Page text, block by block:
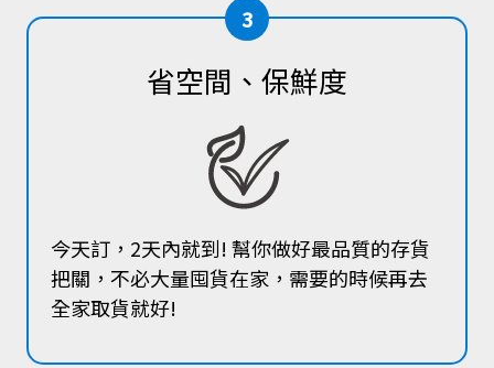
3
省空間、保鮮度
今天訂，2天內就到! 幫你做好最品質的存貨
把關，不必大量囤貨在家，需要的時候再去
全家取貨就好!